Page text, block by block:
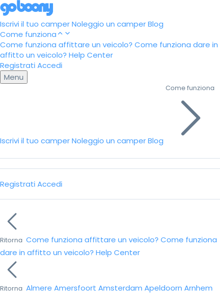
Iscrivi il tuo camperNoleggio un camperBlog
Come funziona
Come funziona affittare un veicolo? Come funziona dare in
affitto un veicolo? Help Center
Registrati Accedi
Menu
Iscrivi il tuo camperNoleggio un camperBlog
Come funziona
Registrati Accedi
Ritorna Come funziona affittare un veicolo? Come funziona
dare in affitto un veicolo? Help Center
Ritorna Almere Amersfoort Amsterdam Apeldoorn Arnhem